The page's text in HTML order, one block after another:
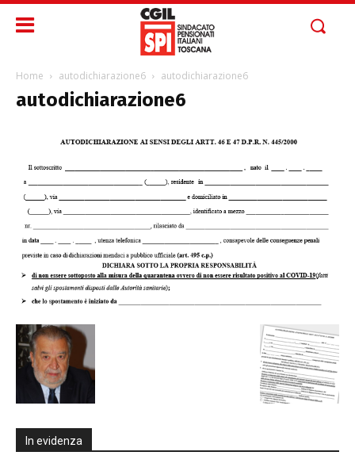
Home autodichiarazione6 autodichiarazione6
autodichiarazione6
In evidenza